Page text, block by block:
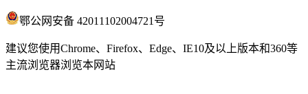
鄂公网安备 42011102004721号
建议您使用Chrome、Firefox、Edge、IE10及以上版本和360等
主流浏览器浏览本网站